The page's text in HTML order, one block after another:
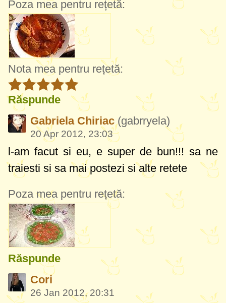
Poza mea pentru rețetă:
Nota mea pentru rețetă:
Răspunde
Gabriela Chiriac (gabrryela)
20 Apr 2012, 23:03
l-am facut si eu, e super de bun!!! sa ne
traiesti si sa mai postezi si alte retete
Poza mea pentru rețetă:
Răspunde
Cori
26 Jan 2012, 20:31